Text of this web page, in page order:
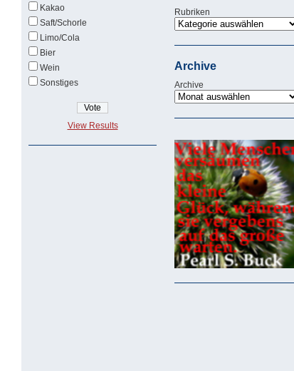
Kakao
Saft/Schorle
Limo/Cola
Bier
Wein
Sonstiges
View Results
Rubriken
Archive
Archive